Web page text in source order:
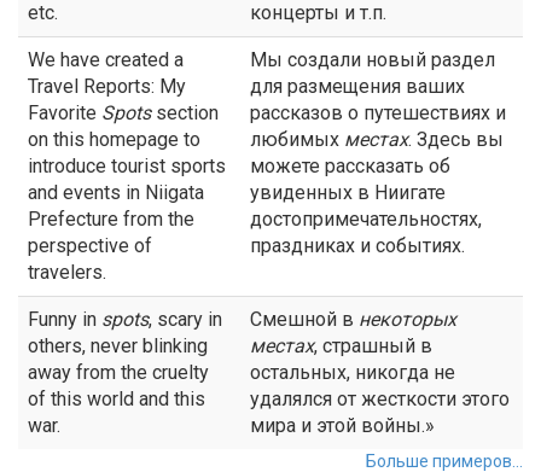
etc.
концерты и т.п.
We have created a
Travel Reports: My
Favorite Spotssection
on this homepage to
introduce tourist sports
and events in Niigata
Prefecture from the
perspective of
travelers.
Мы создали новый раздел
для размещения ваших
рассказов о путешествиях и
любимых местах. Здесь вы
можете рассказать об
увиденных в Ниигате
достопримечательностях,
праздниках и событиях.
Funny in spots, scary in
others, never blinking
away from the cruelty
of this world and this
war.
Смешной в некоторых
местах, страшный в
остальных, никогда не
удалялся от жесткости этого
мира и этой войны.»
Больше примеров...